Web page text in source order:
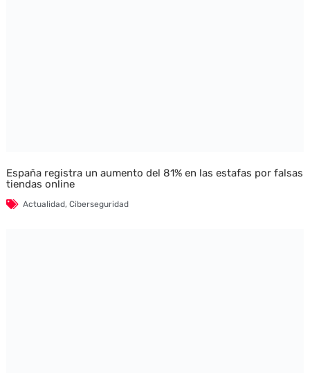
España registra un aumento del 81% en las estafas por falsas
tiendas online
Actualidad, Ciberseguridad